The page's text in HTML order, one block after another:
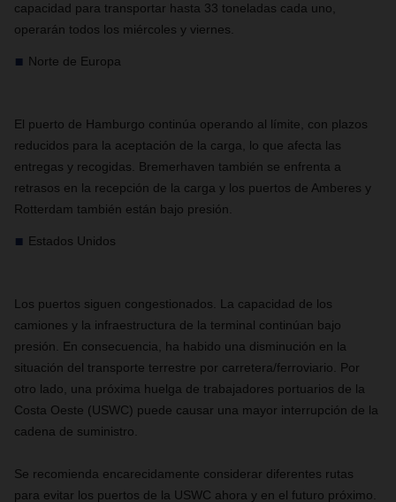
capacidad para transportar hasta 33 toneladas cada uno,
operarán todos los miércoles y viernes.
Norte de Europa
El puerto de Hamburgo continúa operando al límite, con plazos
reducidos para la aceptación de la carga, lo que afecta las
entregas y recogidas. Bremerhaven también se enfrenta a
retrasos en la recepción de la carga y los puertos de Amberes y
Rotterdam también están bajo presión.
Estados Unidos
Los puertos siguen congestionados. La capacidad de los
camiones y la infraestructura de la terminal continúan bajo
presión. En consecuencia, ha habido una disminución en la
situación del transporte terrestre por carretera/ferroviario. Por
otro lado, una próxima huelga de trabajadores portuarios de la
Costa Oeste (USWC) puede causar una mayor interrupción de la
cadena de suministro.
Se recomienda encarecidamente considerar diferentes rutas
para evitar los puertos de la USWC ahora y en el futuro próximo.